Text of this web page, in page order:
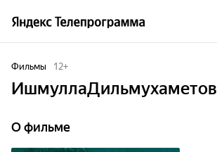
Фильмы 12+
ИшмуллаДильмухаметов
О фильме